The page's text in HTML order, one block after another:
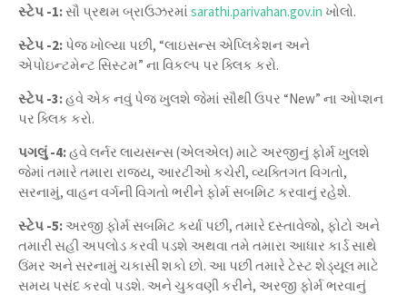
સ્ટેપ -1:સૌ પ્રથમ બ્રાઉઝરમાં sarathi.parivahan.gov.in ખોલો.
સ્ટેપ -2: પેજ ખોલ્યા પછી, “લાઇસન્સ એપ્લિકેશન અને
એપોઇન્ટમેન્ટ સિસ્ટમ” ના વિકલ્પ પર ક્લિક કરો.
સ્ટેપ -3:હવે એક નવું પેજ ખુલશે જેમાં સૌથી ઉપર “New” ના ઓપ્શન
પર ક્લિક કરો.
પગલું -4:હવે લર્નર લાયસન્સ (એલએલ) માટે અરજીનું ફોર્મ ખુલશે
જેમાં તમારે તમારા રાજ્ય, આરટીઓ કચેરી, વ્યક્તિગત વિગતો,
સરનામું, વાહન વર્ગની વિગતો ભરીને ફોર્મ સબમિટ કરવાનું રહેશે.
સ્ટેપ -5: અરજી ફોર્મ સબમિટ કર્યા પછી, તમારે દસ્તાવેજો, ફોટો અને
તમારી સહી અપલોડ કરવી પડશે અથવા તમે તમારા આધાર કાર્ડ સાથે
ઉંમર અને સરનામું ચકાસી શકો છો. આ પછી તમારે ટેસ્ટ શેડ્યૂલ માટે
સમય પસંદ કરવો પડશે. અને ચુકવણી કરીને, અરજી ફોર્મ ભરવાનું